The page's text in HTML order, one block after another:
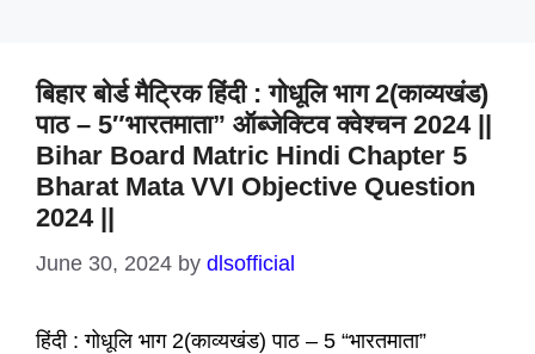
बिहार बोर्ड मैट्रिक हिंदी : गोधूलि भाग 2(काव्यखंड)
पाठ – 5″भारतमाता” ऑब्जेक्टिव क्वेश्चन 2024 ||
Bihar Board Matric Hindi Chapter 5
Bharat Mata VVI Objective Question
2024 ||
June 30, 2024 by dlsofficial
हिंदी : गोधूलि भाग 2(काव्यखंड) पाठ – 5 “भारतमाता”